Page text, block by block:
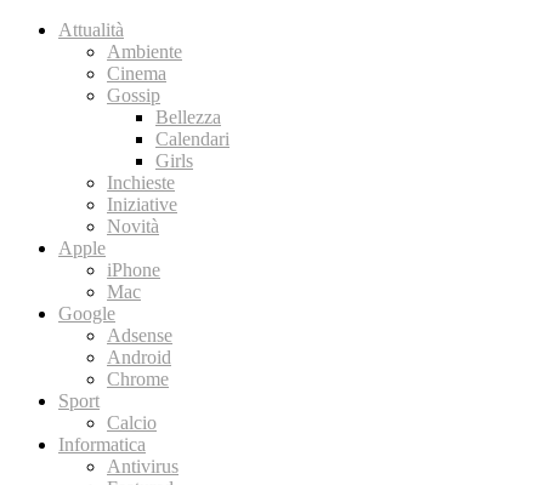
Attualità
Ambiente
Cinema
Gossip
Bellezza
Calendari
Girls
Inchieste
Iniziative
Novità
Apple
iPhone
Mac
Google
Adsense
Android
Chrome
Sport
Calcio
Informatica
Antivirus